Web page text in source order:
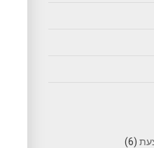
(6)